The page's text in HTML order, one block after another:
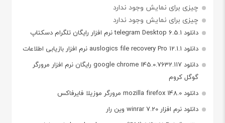
چیزی برای نمایش وجود ندارد
چیزی برای نمایش وجود ندارد
دانلود telegram Desktop 6.5.1 نرم افزار رایگان تلگرام دسکتاپ
دانلود auslogics file recovery Pro 12.1.1 نرم افزار بازیابی اطلاعات
دانلود google chrome 145.0.7632.117 رایگان نرم افزار مرورگر
گوگل کروم
دانلود mozilla firefox 148.0 مرورگر موزیلا فایرفاکس
دانلود نرم افزار winrar 7.20 وین رار